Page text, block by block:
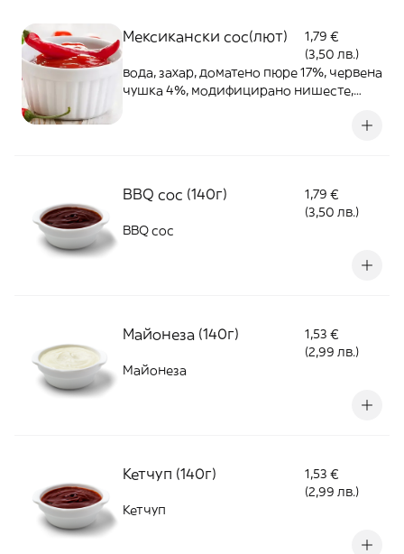
Мексикански сос(лют)
1,79 €
(3,50 лв.)
вода, захар, доматено пюре 17%, червена
чушка 4%, модифицирано нишесте,
BBQ сос (140г)
1,79 €
(3,50 лв.)
BBQ сос
Майонеза (140г)
1,53 €
(2,99 лв.)
Майонеза
Кетчуп (140г)
1,53 €
(2,99 лв.)
Кетчуп